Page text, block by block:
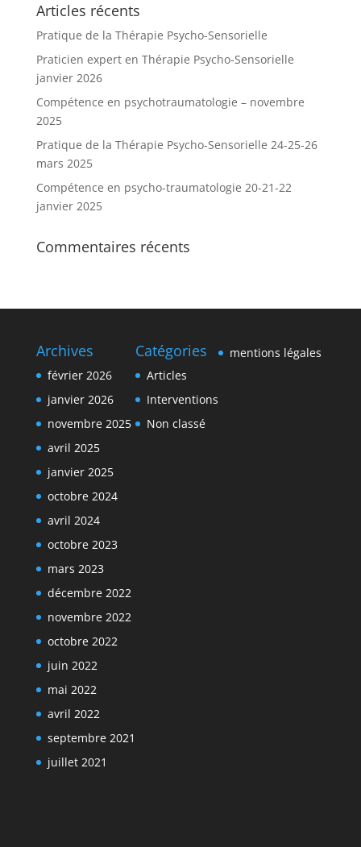
Articles récents
Pratique de la Thérapie Psycho-Sensorielle
Praticien expert en Thérapie Psycho-Sensorielle
janvier 2026
Compétence en psychotraumatologie – novembre
2025
Pratique de la Thérapie Psycho-Sensorielle 24-25-26
mars 2025
Compétence en psycho-traumatologie 20-21-22
janvier 2025
Commentaires récents
Archives
février 2026
janvier 2026
novembre 2025
avril 2025
janvier 2025
octobre 2024
avril 2024
octobre 2023
mars 2023
décembre 2022
novembre 2022
octobre 2022
juin 2022
mai 2022
avril 2022
septembre 2021
juillet 2021
Catégories
Articles
Interventions
Non classé
mentions légales